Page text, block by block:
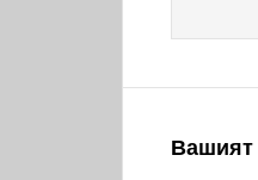
Вашият